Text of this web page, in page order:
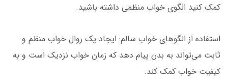
کمک کنید الگوی خواب منظمی داشته باشید.
استفاده از الگوهای خواب سالم: ایجاد یک روال خواب منظم و
ثابت می‌تواند به بدن پیام دهد که زمان خواب نزدیک است و به
کیفیت خواب کمک کند.